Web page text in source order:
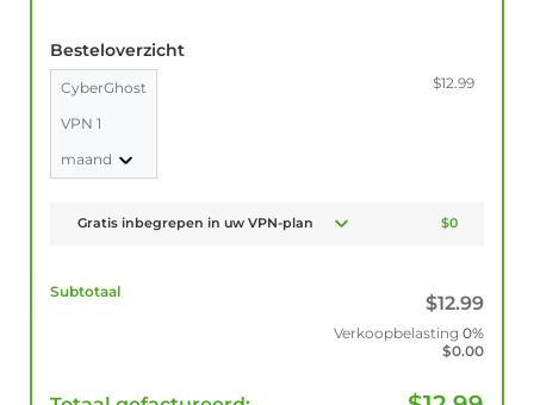
Besteloverzicht
CyberGhost
VPN 1
maand
$12.99
Gratis inbegrepen in uw VPN-plan $0
Subtotaal
$12.99
Verkoopbelasting 0%
$0.00